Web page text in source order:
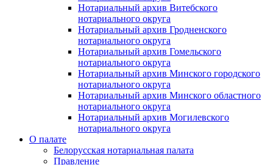
Нотариальный архив Витебского
нотариального округа
Нотариальный архив Гродненского
нотариального округа
Нотариальный архив Гомельского
нотариального округа
Нотариальный архив Минского городского
нотариального округа
Нотариальный архив Минского областного
нотариального округа
Нотариальный архив Могилевского
нотариального округа
О палате
Белорусская нотариальная палата
Правление